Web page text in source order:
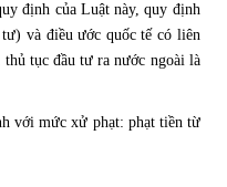
định của Luật này, quy định
và điều ước quốc tế có liên
tục đầu tư ra nước ngoài là
với mức xử phạt: phạt tiền từ